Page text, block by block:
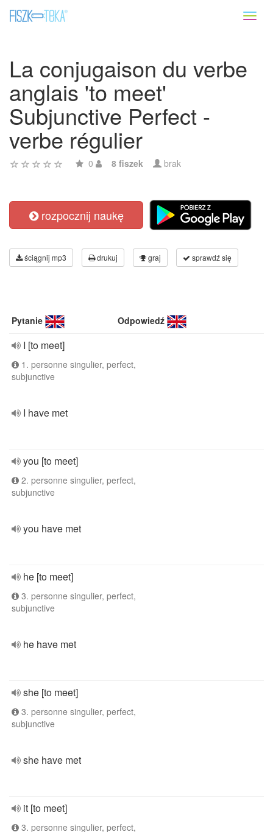
La conjugaison du verbe
anglais 'to meet'
Subjunctive Perfect -
verbe régulier
0 8 fiszek brak
rozpocznij naukę
ściągnij mp3 drukuj graj sprawdź się
Pytanie Odpowiedź
I [to meet]
1. personne singulier, perfect,
subjunctive
I have met
you [to meet]
2. personne singulier, perfect,
subjunctive
you have met
he [to meet]
3. personne singulier, perfect,
subjunctive
he have met
she [to meet]
3. personne singulier, perfect,
subjunctive
she have met
it [to meet]
3. personne singulier, perfect,